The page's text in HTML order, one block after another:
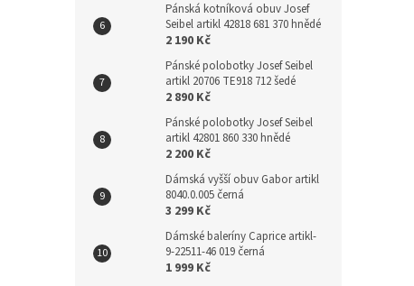
Pánská kotníková obuv Josef
Seibel artikl 42818 681 370 hnědé
2 190 Kč
Pánské polobotky Josef Seibel
artikl 20706 TE918 712 šedé
2 890 Kč
Pánské polobotky Josef Seibel
artikl 42801 860 330 hnědé
2 200 Kč
Dámská vyšší obuv Gabor artikl
8040.0.005 černá
3 299 Kč
Dámské baleríny Caprice artikl-
9-22511-46 019 černá
1 999 Kč